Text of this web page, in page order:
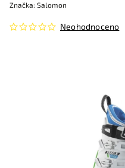
Neohodnoceno
Značka: Salomon